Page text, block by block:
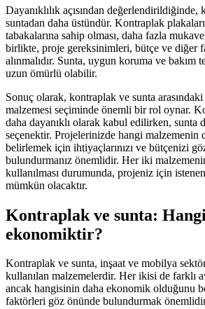
Dayanıklılık açısından
suntadan daha üstündür. Kontraplak
tabakalarına sahip olması, daha fazla
birlikte, proje gereksinimleri, bütçe ve diğer
alınmalıdır. Sunta, uygun koruma ve bakım
uzun ömürlü olabilir.
Sonuç olarak, kontraplak ve sunta arasındaki
malzemesi seçiminde önemli bir rol oynar.
daha dayanıklı olarak kabul edilirken, sunta
seçenektir. Projelerinizde hangi malzemenin
belirlemek için ihtiyaçlarınızı ve bütçenizi
bulundurmanız önemlidir. Her iki
kullanılması durumunda, projeniz için
mümkün olacaktır.
Kontraplak ve sunta:
ekonomiktir?
Kontraplak ve sunta, inşaat ve mobilya
kullanılan malzemelerdir. Her ikisi de farklı
ancak hangisinin daha ekonomik olduğunu
faktörleri göz önünde bulundurmak